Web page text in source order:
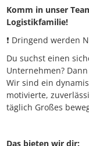
Komm in unser
Logistikfamilie!
❗ Dringend werden
Du suchst einen
Unternehmen?
Wir sind ein
motivierte,
täglich Großes
Das bieten wir dir: